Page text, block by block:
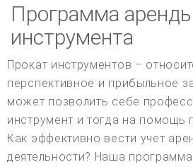
Программа
инструмента
Прокат инструментов –
перспективное и прибыльное
может позволить себе
инструмент и тогда на помощь
Как эффективно вести учет
деятельности? Наша